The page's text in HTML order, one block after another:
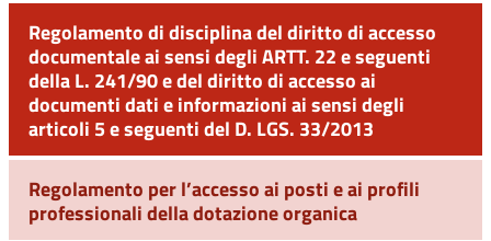
Regolamento di disciplina del diritto di accesso
documentale ai sensi degli ARTT. 22 e seguenti
della L. 241/90 e del diritto di accesso ai
documenti dati e informazioni ai sensi degli
articoli 5 e seguenti del D. LGS. 33/2013
Regolamento per l’accesso ai posti e ai profili
professionali della dotazione organica